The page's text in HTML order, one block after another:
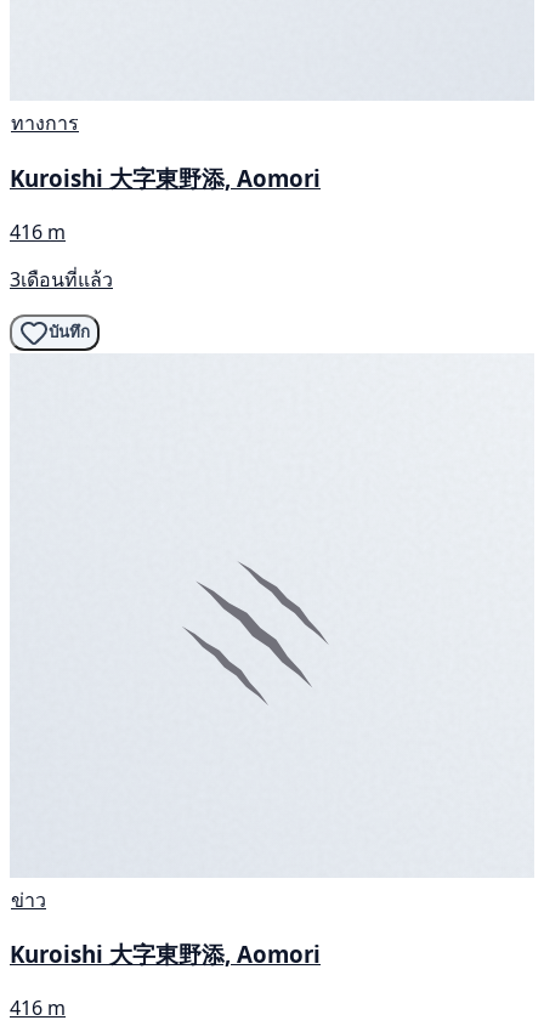
ทางการ
Kuroishi 大字東野添, Aomori
416 m
3เดือนที่แล้ว
บันทึก
ข่าว
Kuroishi 大字東野添, Aomori
416 m